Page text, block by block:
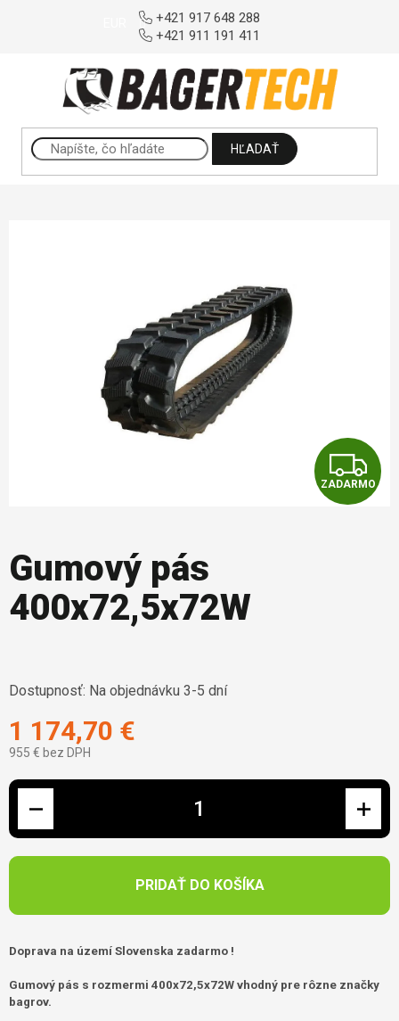
+421 917 648 288
+421 911 191 411
HĽADAŤ
ZADARMO
Gumový pás
400x72,5x72W
Dostupnosť: Na objednávku 3-5 dní
1 174,70 €
955 € bez DPH
Jednotková cena:
PRIDAŤ DO KOŠÍKA
Doprava na území Slovenska zadarmo !
Gumový pás s rozmermi 400x72,5x72W vhodný pre rôzne značky
bagrov.